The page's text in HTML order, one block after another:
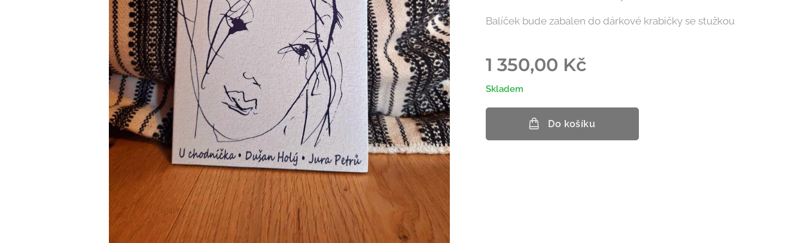
Balíček bude zabalen do dárkové krabičky se stužkou
1 350,00 Kč
Skladem
Do košíku